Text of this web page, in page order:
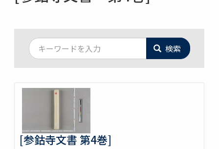
検索
[参鈷寺文書 第4巻]